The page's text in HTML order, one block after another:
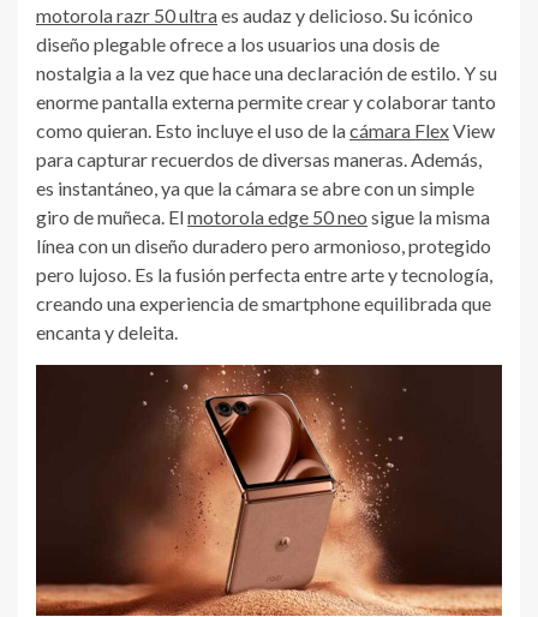
motorola razr 50 ultraes audaz y delicioso. Su icónico
diseño plegable ofrece a los usuarios una dosis de
nostalgia a la vez que hace una declaración de estilo. Y su
enorme pantalla externa permite crear y colaborar tanto
como quieran. Esto incluye el uso de lacámara FlexView
para capturar recuerdos de diversas maneras. Además,
es instantáneo, ya que la cámara se abre con un simple
giro de muñeca. Elmotorola edge 50 neo sigue la misma
línea con un diseño duradero pero armonioso, protegido
pero lujoso. Es la fusión perfecta entre arte y tecnología,
creando una experiencia de smartphone equilibrada que
encanta y deleita.